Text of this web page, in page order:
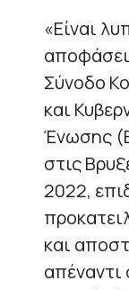
«Είναι
Σύνοδο
και
Ένωσης
στις
2022,
και